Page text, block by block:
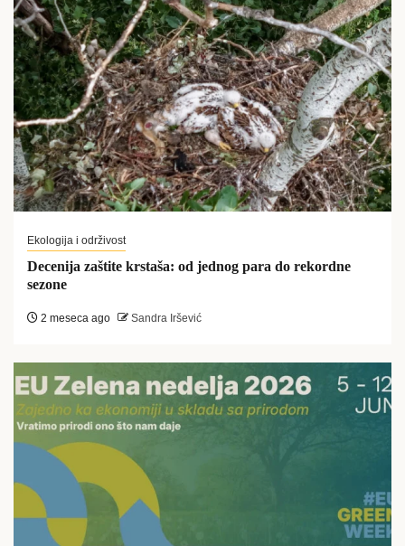
Ekologija i održivost
Decenija zaštite krstaša: od jednog para do rekordne
sezone
2 meseca ago Sandra Iršević